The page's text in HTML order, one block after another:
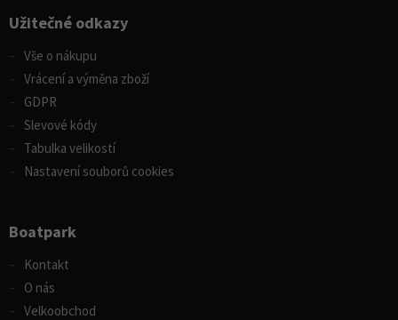
Užitečné odkazy
Vše o nákupu
Vrácení a výměna zboží
GDPR
Slevové kódy
Tabulka velikostí
Nastavení souborů cookies
Boatpark
Kontakt
O nás
Velkoobchod